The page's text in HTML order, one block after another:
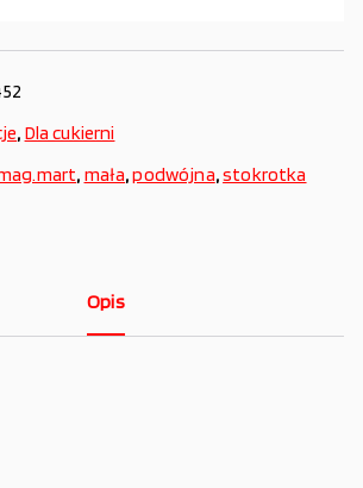
, Dla cukierni
, mała,podwójna,stokrotka
Opis